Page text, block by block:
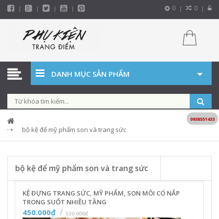
0 0
DANH MỤC SẢN PHẨM
bộ kệ để mỹ phẩm son và trang sức
bộ kệ để mỹ phẩm son và trang sức
KỆ ĐỰNG TRANG SỨC, MỸ PHẨM, SON MÔI CÓ NẮP
TRONG SUỐT NHIỀU TẦNG
450.000₫ 530.000₫
0938551433